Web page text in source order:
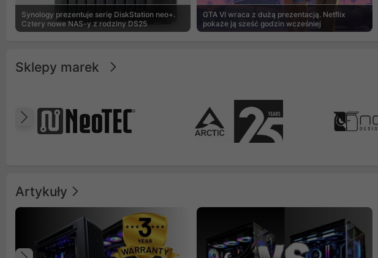
Synology prezentuje serię DiskStation neo+.
Cztery nowe NAS-y z rodziny DS25
GTA VI wraca z dużą prezentacją. Netflix
pokaże ją sześć godzin wcześniej
Sklepy marek
Poprzedni
Artykuły